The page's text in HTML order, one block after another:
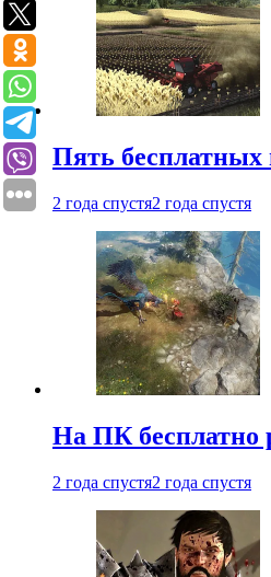
Пять бесплатных
2 года спустя2 года спустя
На ПК бесплатно
2 года спустя2 года спустя